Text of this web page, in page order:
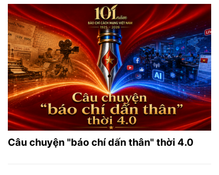
Câu chuyện "báo chí dấn thân" thời 4.0